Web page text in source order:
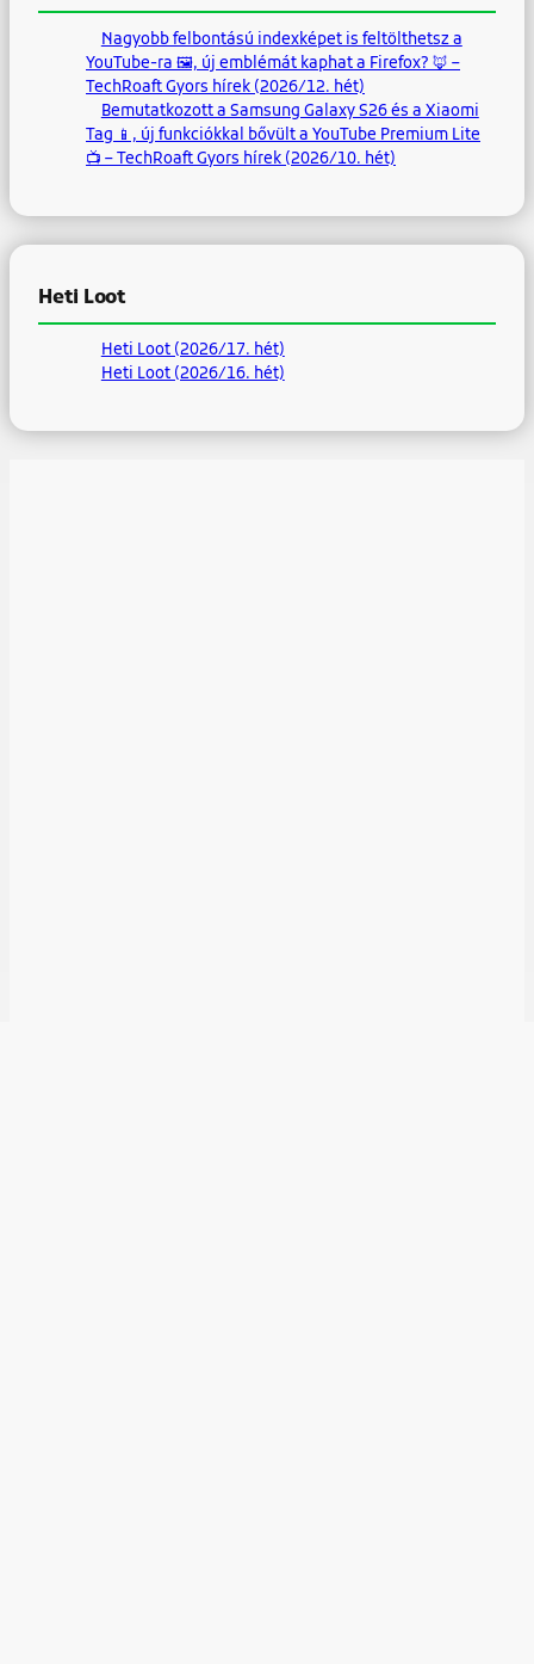
Nagyobb felbontású indexképet is feltölthetsz a
YouTube-ra 🖼, új emblémát kaphat a Firefox? 🦊 –
TechRoaft Gyors hírek (2026/12. hét)
Bemutatkozott a Samsung Galaxy S26 és a Xiaomi
Tag 📱, új funkciókkal bővült a YouTube Premium Lite
📺 – TechRoaft Gyors hírek (2026/10. hét)
Heti Loot
Heti Loot (2026/17. hét)
Heti Loot (2026/16. hét)